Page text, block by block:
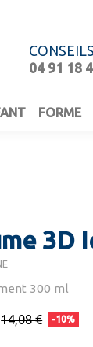
04 91 18
FORME
3D
300 ml
14,08 € -10%